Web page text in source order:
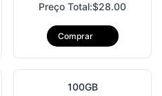
Preço Total:$28.00
Comprar
100GB